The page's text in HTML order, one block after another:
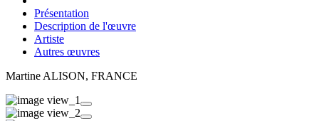
Présentation
Description de l'œuvre
Artiste
Autres œuvres
Martine ALISON, FRANCE